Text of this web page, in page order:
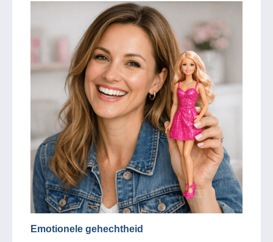
Emotionele gehechtheid